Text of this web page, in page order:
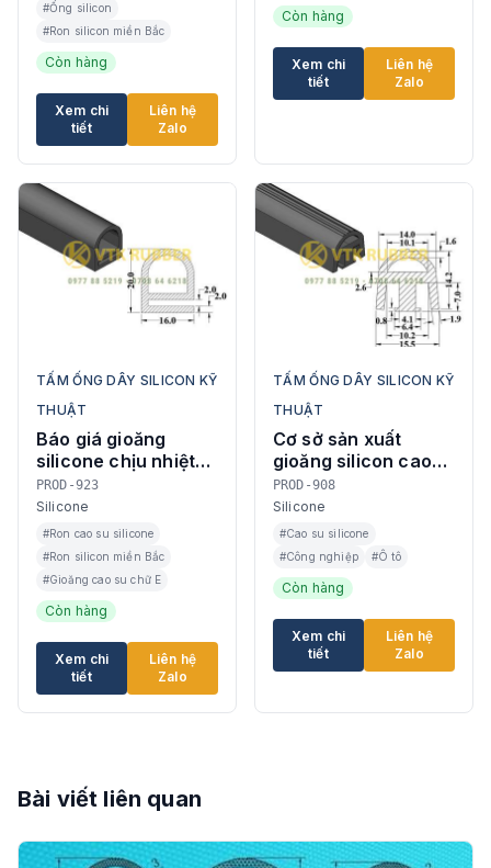
#Ống silicon
#Ron silicon miền Bắc
Còn hàng
Xem chi
tiết
Liên hệ
Zalo
Còn hàng
Xem chi
tiết
Liên hệ
Zalo
TẤM ỐNG DÂY SILICON KỸ
THUẬT
Báo giá gioăng
silicone chịu nhiệt
chữ E ở Ninh Bình
PROD-923
Silicone
#Ron cao su silicone
#Ron silicon miền Bắc
#Gioăng cao su chữ E
Còn hàng
Xem chi
tiết
Liên hệ
Zalo
TẤM ỐNG DÂY SILICON KỸ
THUẬT
Cơ sở sản xuất
gioăng silicon cao
su chữ D chống ồn ở
Ninh Bình
PROD-908
Silicone
#Cao su silicone
#Công nghiệp
#Ô tô
Còn hàng
Xem chi
tiết
Liên hệ
Zalo
Bài viết liên quan